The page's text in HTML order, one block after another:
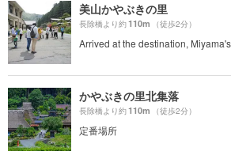
美山かやぶきの里
長除橋より約110m （徒歩2分）
Arrived at the destination,
かやぶきの里北集落
長除橋より約110m （徒歩2分）
定番場所